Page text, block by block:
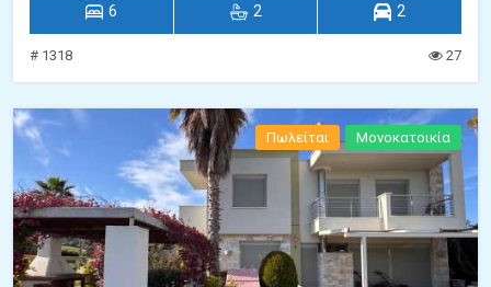
6 2 2
# 1318 27
Πωλείται Μονοκατοικία